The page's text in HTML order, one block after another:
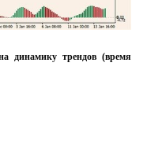
динамику трендов (время